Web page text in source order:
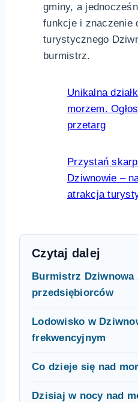
gminy, a
funkcje i znaczenie
turystycznego
burmistrz.
Unikalna
morzem.
przetarg
Przystań
Dziwnowie –
atrakcja
Czytaj dalej
Burmistrz Dziwnowa
przedsiębiorców
Lodowisko w
frekwencyjnym
Co dzieje się nad
Dzisiaj w nocy nad